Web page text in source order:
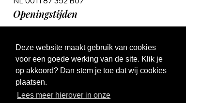
Deze website maakt gebruik van cookies
voor een goede werking van de site. Klik je
op akkoord? Dan stem je toe dat wij cookies
plaatsen.
Lees meer hierover in onze
Openingstijden
Ma t/m Vr 9:00 - 17:00